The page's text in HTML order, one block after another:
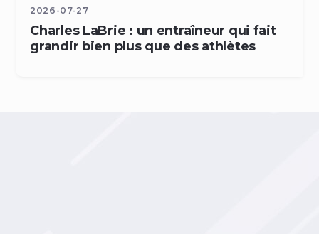
2026-07-27
Charles LaBrie : un entraîneur qui fait
grandir bien plus que des athlètes